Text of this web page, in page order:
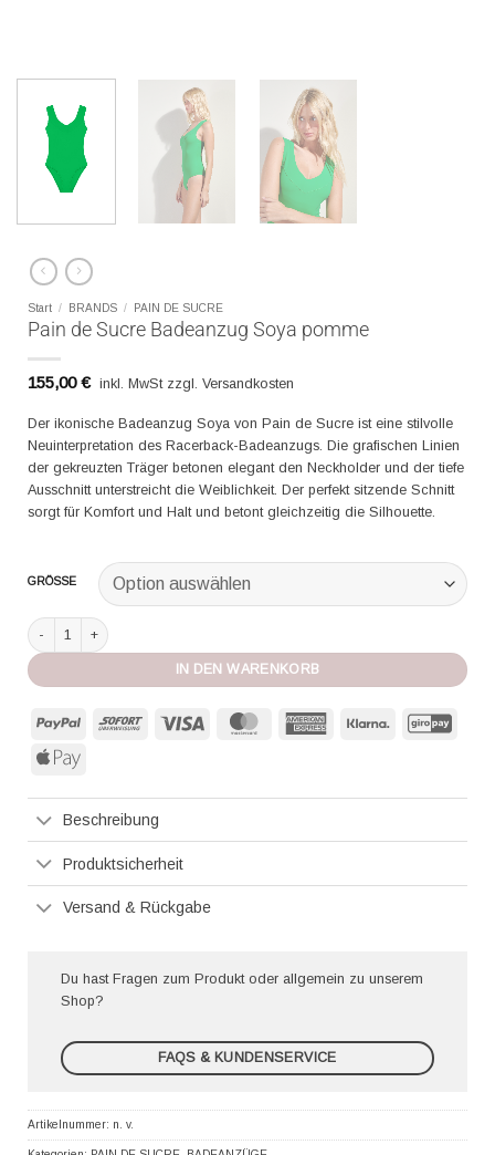
Start / BRANDS / PAIN DE SUCRE
Pain de Sucre Badeanzug Soya pomme
155,00€ inkl. MwSt zzgl. Versandkosten
Der ikonische Badeanzug Soya von Pain de Sucre ist eine stilvolle
Neuinterpretation des Racerback-Badeanzugs. Die grafischen Linien
der gekreuzten Träger betonen elegant den Neckholder und der tiefe
Ausschnitt unterstreicht die Weiblichkeit. Der perfekt sitzende Schnitt
sorgt für Komfort und Halt und betont gleichzeitig die Silhouette.
GRÖSSE
Pain de Sucre Badeanzug Soya pomme Menge
IN DEN WARENKORB
PayPal Sofort MasterCard American
Klarna
Apple
Beschreibung
Produktsicherheit
Versand & Rückgabe
Du hast Fragen zum Produkt oder allgemein zu unserem
Shop?
FAQS & KUNDENSERVICE
Artikelnummer: n. v.